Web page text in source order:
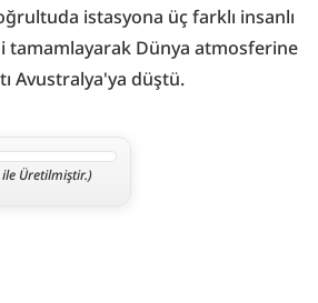
istasyona üç farklı insanlı
tamamlayarak Dünya atmosferine
Avustralya'ya düştü.
ile Üretilmiştir.)